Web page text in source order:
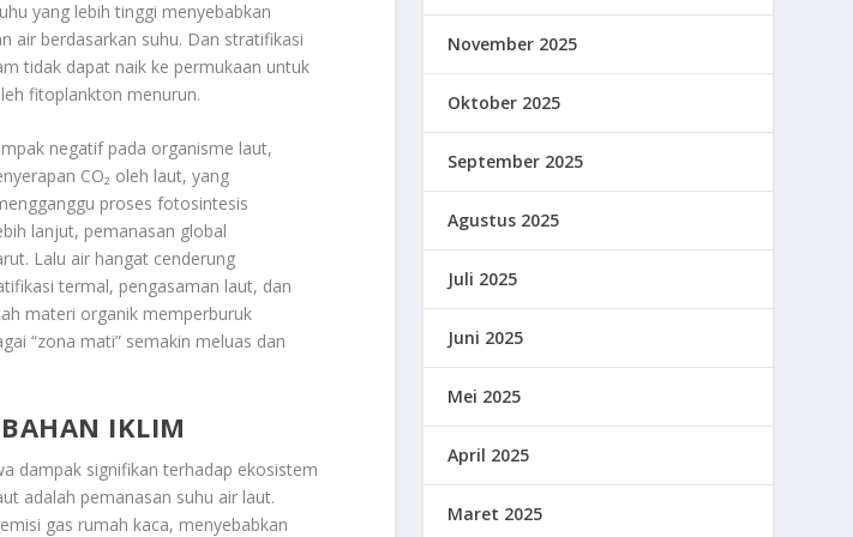
yang lebih tinggi menyebabkan
air berdasarkan suhu. Dan stratifikasi
tidak dapat naik ke permukaan untuk
fitoplankton menurun.
negatif pada organisme laut,
CO₂ oleh laut, yang
proses fotosintesis
lanjut, pemanasan global
Lalu air hangat cenderung
termal, pengasaman laut, dan
materi organik memperburuk
“zona mati” semakin meluas dan
IKLIM
dampak signifikan terhadap ekosistem
adalah pemanasan suhu air laut.
gas rumah kaca, menyebabkan
November 2025
Oktober 2025
September 2025
Agustus 2025
Juli 2025
Juni 2025
Mei 2025
April 2025
Maret 2025